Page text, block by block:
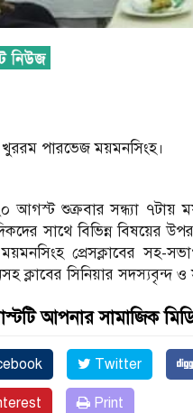
পারভেজ ময়মনসিংহ।
শুক্রবার সন্ধ্যা ৭টায়
সাথে বিভিন্ন বিষয়ের
প্রেসক্লাবের সহ-
ক্লাবের সিনিয়ার সদস্যবৃন্দ ও
আপনার সামাজিক
Twitter
Print